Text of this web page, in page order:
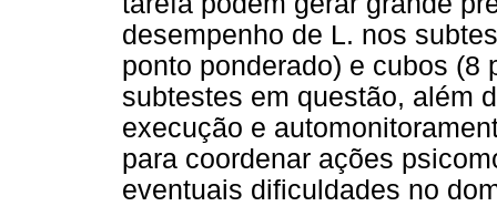
desempenho de L. nos
ponto ponderado) e cubos (8
subtestes em questão, além
execução e
para coordenar ações
eventuais dificuldades no